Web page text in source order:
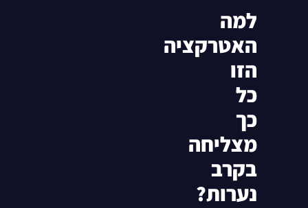
למה
האטרקציה
הזו
כל
כך
מצליחה
בקרב
נערות?